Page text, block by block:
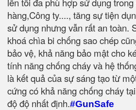
hàng,Công ty...., tăng sự tiện
sử dụng nhưng vẫn rất an toàn.
khoá chìa bi chống sao chép
bảo vệ, khả năng bảo mật cho
tính năng chống cháy và hệ
là kết quả của sự sáng tạo từ
cứng có khả năng chống cháy
độ độ nhất định.#GunSafe